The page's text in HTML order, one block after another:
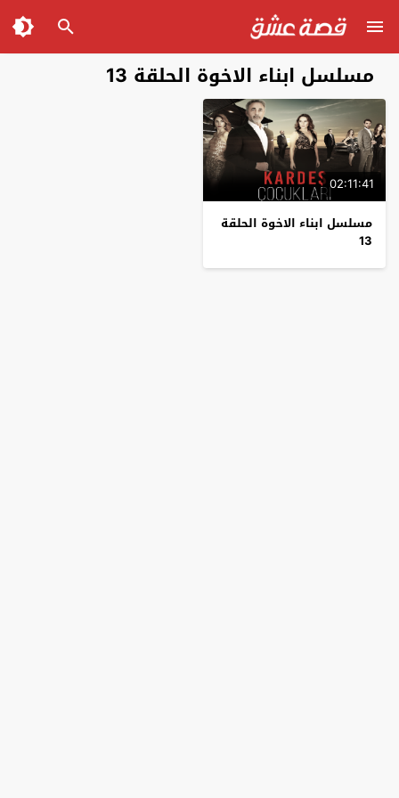
مسلسل ابناء الاخوة الحلقة 13
02:11:41
مسلسل ابناء الاخوة الحلقة
13